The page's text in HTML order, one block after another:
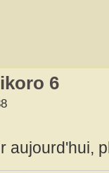
6
aujourd'hui,